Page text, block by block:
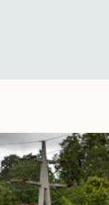
artikler